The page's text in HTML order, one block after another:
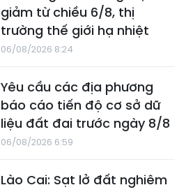
giảm từ chiều 6/8, thị
trường thế giới hạ nhiệt
06/08/2026 8:24
Yêu cầu các địa phương
báo cáo tiến độ cơ sở dữ
liệu đất đai trước ngày 8/8
06/08/2026 6:59
Lào Cai: Sạt lở đất nghiêm